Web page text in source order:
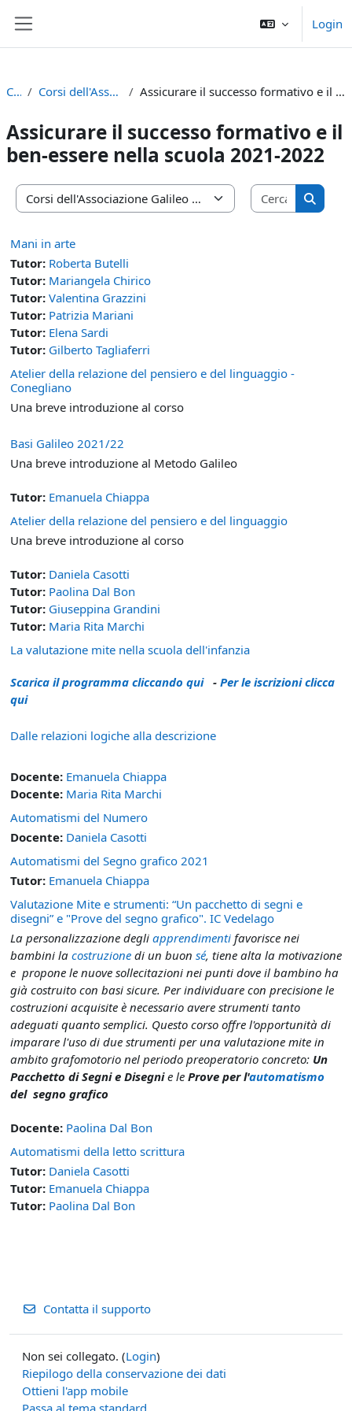
Login
Corsi Corsi dell'Associazione Galileo Assicurare il successo formativo e il ben-essere nella scuola 2021-2022
Assicurare il successo formativo e il
ben-essere nella scuola 2021-2022
Categorie di corso
Cerca
Cerca
Mani in arte
Tutor: Roberta Butelli
Tutor: Mariangela Chirico
Tutor: Valentina Grazzini
Tutor: Patrizia Mariani
Tutor: Elena Sardi
Tutor: Gilberto Tagliaferri
Atelier della relazione del pensiero e del linguaggio -
Conegliano
Una breve introduzione al corso
Basi Galileo 2021/22
Una breve introduzione al Metodo Galileo
Tutor: Emanuela Chiappa
Atelier della relazione del pensiero e del linguaggio
Una breve introduzione al corso
Tutor: Daniela Casotti
Tutor: Paolina Dal Bon
Tutor: Giuseppina Grandini
Tutor: Maria Rita Marchi
La valutazione mite nella scuola dell'infanzia
Scarica il programma cliccando qui- Per le iscrizioni clicca
qui
Dalle relazioni logiche alla descrizione
Docente: Emanuela Chiappa
Docente: Maria Rita Marchi
Automatismi del Numero
Docente: Daniela Casotti
Automatismi del Segno grafico 2021
Tutor: Emanuela Chiappa
Valutazione Mite e strumenti: “Un pacchetto di segni e
disegni” e "Prove del segno grafico". IC Vedelago
La personalizzazione degli apprendimenti favorisce nei
bambini la costruzione di un buon sé, tiene alta la motivazione
e propone le nuove sollecitazioni nei punti dove il bambino ha
già costruito con basi sicure. Per individuare con precisione le
costruzioni acquisite è necessario avere strumenti tanto
adeguati quanto semplici. Questo corso offre l'opportunità di
imparare l'uso di due strumenti per una valutazione mite in
ambito grafomotorio nel periodo preoperatorio concreto: Un
Pacchetto di Segni e Disegnie le Prove per l'automatismo
del segno grafico
Docente: Paolina Dal Bon
Automatismi della letto scrittura
Tutor: Daniela Casotti
Tutor: Emanuela Chiappa
Tutor: Paolina Dal Bon
Contatta il supporto
Non sei collegato. (Login)
Riepilogo della conservazione dei dati
Ottieni l'app mobile
Passa al tema standard